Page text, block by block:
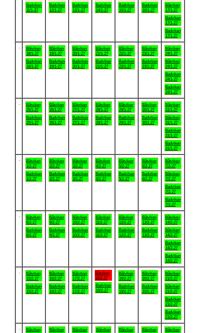
Badviken
11/1-27
Badviken
12/1-27
Badviken
13/1-27
Badviken
14/1-27
Badviken
15/1-27
Badviken
16/1-27
Båtviken
17/1-27
Badviken
17/1-27
Badviken
17/1-27
Båtviken
18/1-27
Badviken
18/1-27
Båtviken
19/1-27
Badviken
19/1-27
Båtviken
20/1-27
Badviken
20/1-27
Båtviken
21/1-27
Badviken
21/1-27
Båtviken
22/1-27
Badviken
22/1-27
Båtviken
23/1-27
Badviken
23/1-27
Båtviken
24/1-27
Båtviken
24/1-27
Badviken
24/1-27
Badviken
24/1-27
Båtviken
25/1-27
Badviken
25/1-27
Båtviken
26/1-27
Badviken
26/1-27
Båtviken
27/1-27
Badviken
27/1-27
Båtviken
28/1-27
Badviken
28/1-27
Båtviken
29/1-27
Badviken
29/1-27
Båtviken
30/1-27
Badviken
30/1-27
Båtviken
31/1-27
Båtviken
31/1-27
Badviken
31/1-27
Badviken
31/1-27
Båtviken
1/2-27
Badviken
1/2-27
Båtviken
2/2-27
Badviken
2/2-27
Båtviken
3/2-27
Badviken
3/2-27
Båtviken
4/2-27
Badviken
4/2-27
Båtviken
5/2-27
Badviken
5/2-27
Båtviken
6/2-27
Badviken
6/2-27
Båtviken
7/2-27
Båtviken
7/2-27
Badviken
7/2-27
Badviken
7/2-27
Båtviken
8/2-27
Badviken
8/2-27
Båtviken
9/2-27
Badviken
9/2-27
Båtviken
10/2-27
Badviken
10/2-27
Båtviken
11/2-27
Badviken
11/2-27
Båtviken
12/2-27
Badviken
12/2-27
Båtviken
13/2-27
Badviken
13/2-27
Båtviken
14/2-27
Båtviken
14/2-27
Badviken
14/2-27
Badviken
14/2-27
Båtviken
15/2-27
Badviken
15/2-27
Båtviken
16/2-27
Badviken
16/2-27
Båtviken
17/2-27
Badviken
17/2-27
Båtviken
18/2-27
Badviken
18/2-27
Båtviken
19/2-27
Badviken
19/2-27
Båtviken
20/2-27
Badviken
20/2-27
Båtviken
21/2-27
Båtviken
21/2-27
Badviken
21/2-27
Badviken
21/2-27
Båtviken
Båtviken
Båtviken
Båtviken
Båtviken
Båtviken
Båtviken